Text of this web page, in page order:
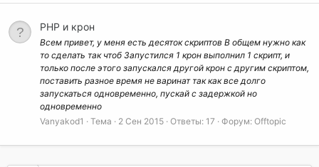
PHP и крон
Всем привет, у меня есть десяток скриптов В общем нужно как
то сделать так чтоб Запустился 1 крон выполнил 1 скрипт, и
только после этого запускался другой крон с другим скриптом,
поставить разное время не варинат так как все долго
запускаться одновременно, пускай с задержкой но
одновременно
Vanyakod1
Тема 2 Сен 2015 Ответы: 17 Форум: Offtopic